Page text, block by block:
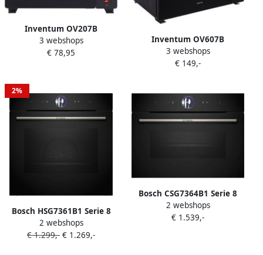
Inventum OV207B
Vrijstaande mini oven 20L
Hetelucht 100-230°C 6
3 webshops
€ 78,95
Inventum OV607B
Vrijstaande heteluchtoven
Draaispit 60 liter 2000 watt
3 webshops
€ 149,-
2%
Bosch HSG7361B1 Serie 8
Inbouwoven met stoom
2 webshops
€ 1.299,- € 1.269,-
Bosch CSG7364B1 Serie 8
Inbouwoven Stoomoven 47L
60 x 45 cm Air Fry-functie
2 webshops
€ 1.539,-